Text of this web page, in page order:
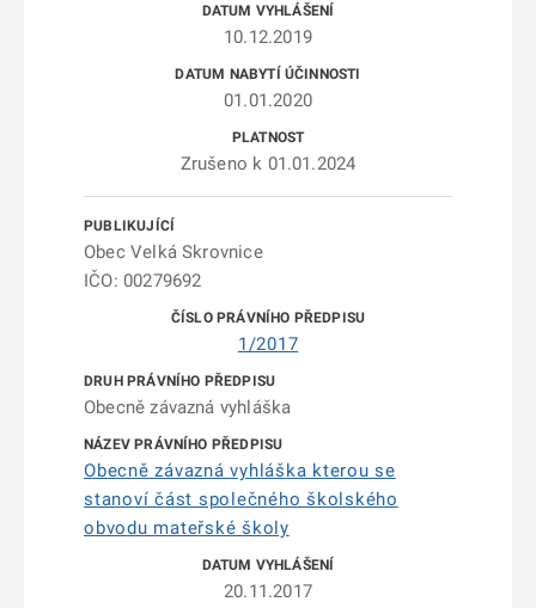
10.12.2019
01.01.2020
Zrušeno k 01.01.2024
Obec Velká Skrovnice
IČO: 00279692
1/2017
Obecně závazná vyhláška
Obecně závazná vyhláška kterou se
stanoví část společného školského
obvodu mateřské školy
20.11.2017